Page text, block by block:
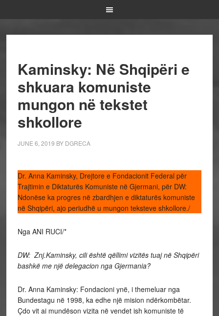
Kaminsky: Në Shqipëri e
shkuara komuniste
mungon në tekstet
shkollore
JUNE 6, 2019 BY DGRECA
Dr. Anna Kaminsky, Drejtore e Fondacionit Federal për
Trajtimin e Diktaturës Komuniste në Gjermani, për DW:
Ndonëse ka progres në zbardhjen e diktaturës komuniste
në Shqipëri, ajo periudhë u mungon teksteve shkollore./
Nga ANI RUCI/*
DW: Znj.Kaminsky, cili është qëllimi vizitës tuaj në Shqipëri
bashkë me një delegacion nga Gjermania?
Dr. Anna Kaminsky: Fondacioni ynë, i themeluar nga
Bundestagu në 1998, ka edhe një mision ndërkombëtar.
Çdo vit ai mundëson vizita në vendet ish komuniste të